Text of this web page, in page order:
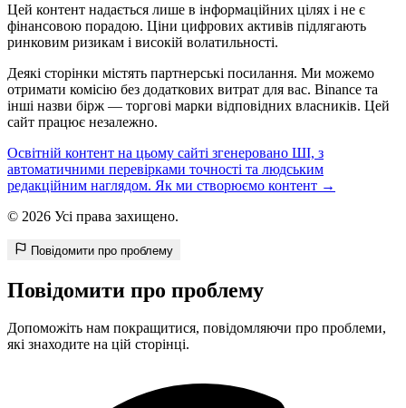
Цей контент надається лише в інформаційних цілях і не є
фінансовою порадою. Ціни цифрових активів підлягають
ринковим ризикам і високій волатильності.
Деякі сторінки містять партнерські посилання. Ми можемо
отримати комісію без додаткових витрат для вас. Binance та
інші назви бірж — торгові марки відповідних власників. Цей
сайт працює незалежно.
Освітній контент на цьому сайті згенеровано ШІ, з
автоматичними перевірками точності та людським
редакційним наглядом. Як ми створюємо контент →
© 2026 Усі права захищено.
Повідомити про проблему
Повідомити про проблему
Допоможіть нам покращитися, повідомляючи про проблеми,
які знаходите на цій сторінці.